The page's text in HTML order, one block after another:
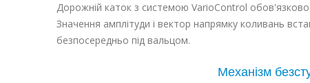
Дорожній каток з системою VarioControl
Значення амплітуди і вектор напрямку коливань
безпосередньо під вальцом.
Механізм